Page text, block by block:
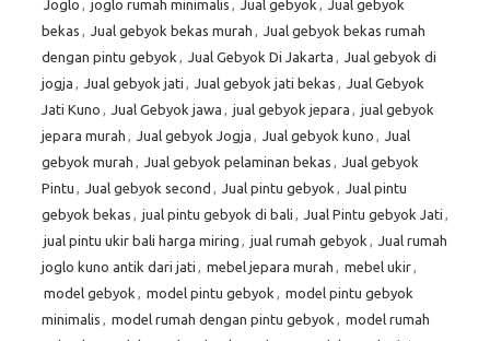
Joglo , joglo rumah minimalis , Jual gebyok , Jual gebyok
bekas , Jual gebyok bekas murah , Jual gebyok bekas rumah
dengan pintu gebyok , Jual Gebyok Di Jakarta , Jual gebyok di
jogja , Jual gebyok jati , Jual gebyok jati bekas , Jual Gebyok
Jati Kuno , Jual Gebyok jawa , jual gebyok jepara , jual gebyok
jepara murah , Jual gebyok Jogja , Jual gebyok kuno , Jual
gebyok murah , Jual gebyok pelaminan bekas , Jual gebyok
Pintu , Jual gebyok second , Jual pintu gebyok , Jual pintu
gebyok bekas , jual pintu gebyok di bali , Jual Pintu gebyok Jati ,
jual pintu ukir bali harga miring , jual rumah gebyok , Jual rumah
joglo kuno antik dari jati , mebel jepara murah , mebel ukir,
model gebyok , model pintu gebyok , model pintu gebyok
minimalis , model rumah dengan pintu gebyok , model rumah